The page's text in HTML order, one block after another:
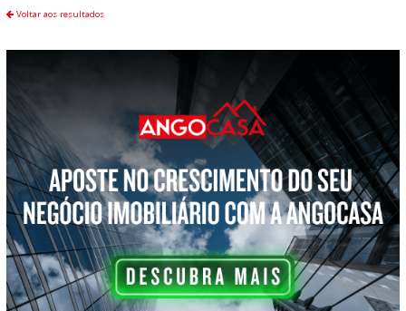
Voltar aos resultados